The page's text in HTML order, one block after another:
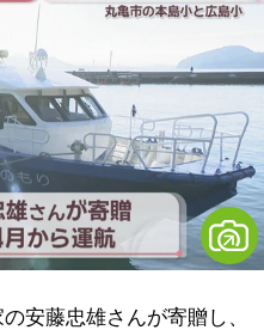
安藤忠雄さんが寄贈し、